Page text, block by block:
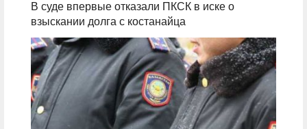
В суде впервые отказали ПКСК в иске о
взыскании долга с костанайца